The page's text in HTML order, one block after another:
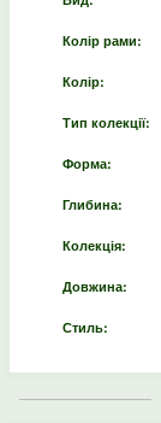
Колір рами:
Колір:
Тип колекції:
Форма:
Глибина:
Колекція:
Довжина:
Стиль: